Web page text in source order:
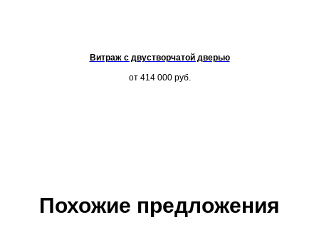
Витраж с двустворчатой дверью
от 414 000 руб.
Похожие предложения